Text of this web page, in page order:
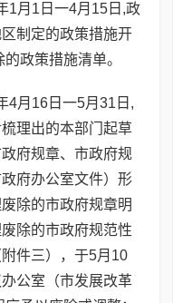
1月1日一4月15日,政
制定的政策措施开
政策措施清单。
4月16日一5月31日,
理出的本部门起草
府规章、市政府规
府办公室文件）形
除的市政府规章明
除的市政府规范性
件三），于5月10
公室（市发展改革